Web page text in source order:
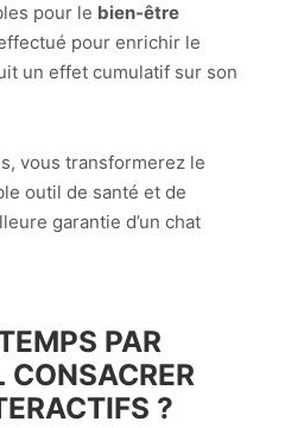
pour le bien-être
pour enrichir le
un effet cumulatif sur son
vous transformerez le
outil de santé et de
garantie d’un chat
PAR
?